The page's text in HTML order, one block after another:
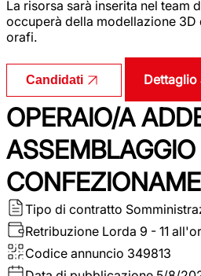
La risorsa sarà inserita nel team
occuperà della modellazione
orafi.
Candidati Dettaglio
OPERAIO/A
ASSEMBLAGGIO
Tipo di contratto
Retribuzione Lorda 9 - 11
Codice annuncio 349813